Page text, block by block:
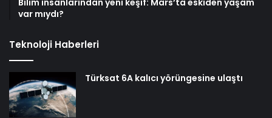
Bilim insanlarından yeni keşif: Mars’ta eskiden yaşam
var mıydı?
Teknoloji Haberleri
Türksat 6A kalıcı yörüngesine ulaştı